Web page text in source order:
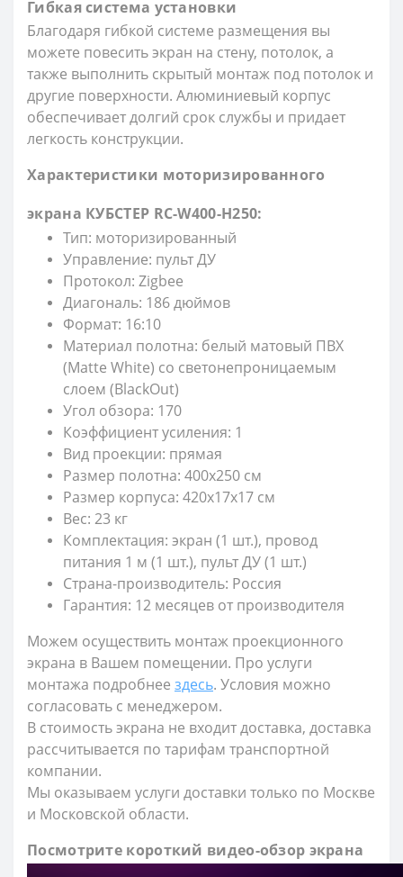
Гибкая система установки
Благодаря гибкой системе размещения вы
можете повесить экран на стену, потолок, а
также выполнить скрытый монтаж под потолок и
другие поверхности. Алюминиевый корпус
обеспечивает долгий срок службы и придает
легкость конструкции.
Характеристики моторизированного
экрана КУБСТЕР RC-W400-H250:
Тип: моторизированный
Управление: пульт ДУ
Протокол: Zigbee
Диагональ: 186 дюймов
Формат: 16:10
Материал полотна: белый матовый ПВХ
(Matte White) со светонепроницаемым
слоем (BlackOut)
Угол обзора: 170
Коэффициент усиления: 1
Вид проекции: прямая
Размер полотна: 400х250 см
Размер корпуса: 420х17х17 см
Вес: 23 кг
Комплектация: экран (1 шт.), провод
питания 1 м (1 шт.), пульт ДУ (1 шт.)
Страна-производитель: Россия
Гарантия: 12 месяцев от производителя
Можем осуществить монтаж проекционного
экрана в Вашем помещении. Про услуги
монтажа подробнее здесь. Условия можно
согласовать с менеджером.
В стоимость экрана не входит доставка, доставка
рассчитывается по тарифам транспортной
компании.
Мы оказываем услуги доставки только по Москве
и Московской области.
Посмотрите короткий видео-обзор экрана